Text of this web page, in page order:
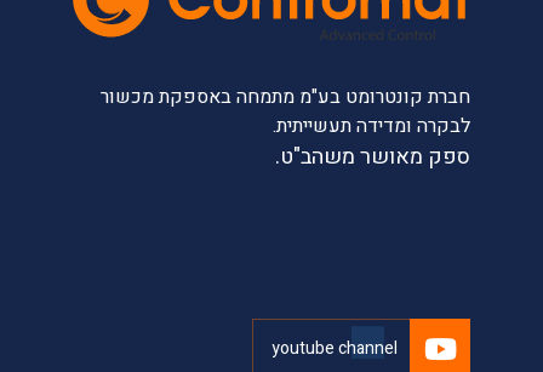
חברת קונטרומט בע"מ מתמחה באספקת מכשור
לבקרה ומדידה תעשייתית.
ספק מאושר משהב"ט.
youtube channel